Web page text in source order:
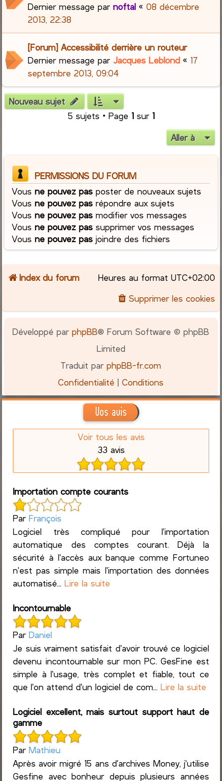
Dernier message parnoftal «08 décembre
2013, 22:38
[Forum] Accessibilité derrière un routeur
Dernier message parJacques Leblond « 17
septembre 2013, 09:04
Nouveau sujet
5 sujets • Page 1sur 1
Aller à
PERMISSIONS DU FORUM
Vousne pouvez pas poster de nouveaux sujets
Vousne pouvez pas répondre aux sujets
Vousne pouvez pas modifier vos messages
Vousne pouvez pas supprimer vos messages
Vousne pouvez pas joindre des fichiers
Index du forum Heures au format UTC+02:00
Supprimer les cookies
Développé parphpBB® Forum Software © phpBB
Limited
Traduit parphpBB-fr.com
Confidentialité |Conditions
Vos avis
Voir tous les avis
33 avis
Importation compte courants
ParFrançois
Logiciel très compliqué pour l'importation
automatique des comptes courant. Déjà la
sécurité à l'accès aux banque comme Fortuneo
n'est pas simple mais l'importation des données
automatisé...Lire la suite
Incontournable
ParDaniel
Je suis vraiment satisfait d'avoir trouvé ce logiciel
devenu incontournable sur mon PC. GesFine est
simple à l'usage, très complet et fiable, tout ce
que l'on attend d'un logiciel de com...Lire la suite
Logiciel excellent, mais surtout support haut de
gamme
ParMathieu
Après avoir migré 15 ans d'archives Money, j'utilise
Gesfine avec bonheur depuis plusieurs années